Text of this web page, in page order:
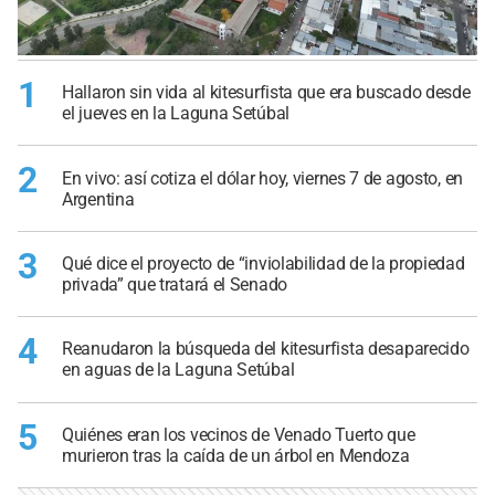
1
Hallaron sin vida al kitesurfista que era buscado desde
el jueves en la Laguna Setúbal
2
En vivo: así cotiza el dólar hoy, viernes 7 de agosto, en
Argentina
3
Qué dice el proyecto de “inviolabilidad de la propiedad
privada” que tratará el Senado
4
Reanudaron la búsqueda del kitesurfista desaparecido
en aguas de la Laguna Setúbal
5
Quiénes eran los vecinos de Venado Tuerto que
murieron tras la caída de un árbol en Mendoza